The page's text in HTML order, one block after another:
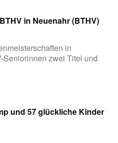
in Neuenahr (BTHV)
in
zwei Titel und
und 57 glückliche Kinder